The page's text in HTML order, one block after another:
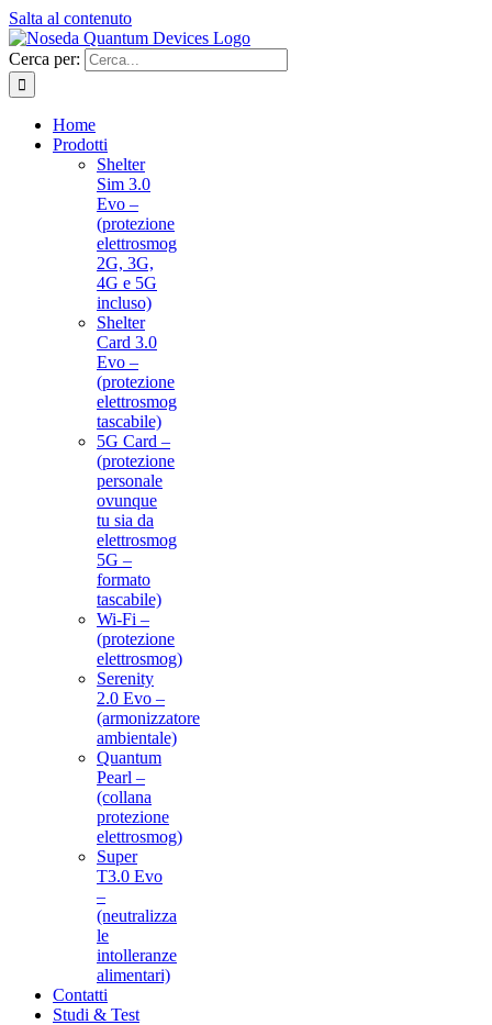
Salta al contenuto
Cerca per:
Home
Prodotti
Shelter
Sim 3.0
Evo –
(protezione
elettrosmog
2G, 3G,
4G e 5G
incluso)
Shelter
Card 3.0
Evo –
(protezione
elettrosmog
tascabile)
5G Card –
(protezione
personale
ovunque
tu sia da
elettrosmog
5G –
formato
tascabile)
Wi-Fi –
(protezione
elettrosmog)
Serenity
2.0 Evo –
(armonizzatore
ambientale)
Quantum
Pearl –
(collana
protezione
elettrosmog)
Super
T3.0 Evo
–
(neutralizza
le
intolleranze
alimentari)
Contatti
Studi & Test